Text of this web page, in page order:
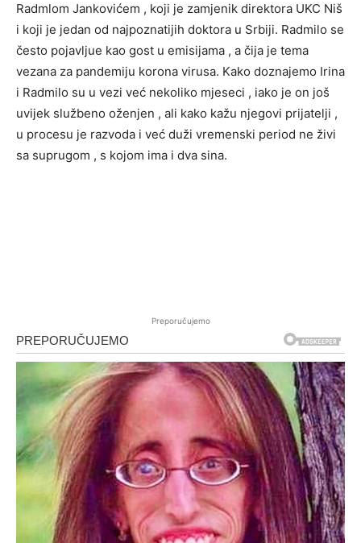
Radmlom Jankovićem , koji je zamjenik direktora UKC Niš
i koji je jedan od najpoznatijih doktora u Srbiji. Radmilo se
često pojavljue kao gost u emisijama , a čija je tema
vezana za pandemiju korona virusa. Kako doznajemo Irina
i Radmilo su u vezi već nekoliko mjeseci , iako je on još
uvijek službeno oženjen , ali kako kažu njegovi prijatelji ,
u procesu je razvoda i već duži vremenski period ne živi
sa suprugom , s kojom ima i dva sina.
Preporučujemo